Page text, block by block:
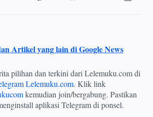
Artikel yang lain di Google News
pilihan dan terkini dari Lelemuku.com di
Lelemuku.com. Klik link
kemudian join/bergabung. Pastikan
aplikasi Telegram di ponsel.